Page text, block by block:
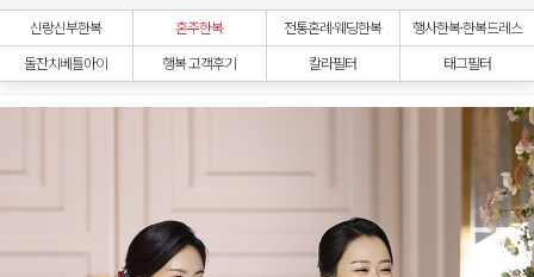
신랑신부한복 혼주한복 전통혼례·웨딩한복
행사한복·한복드레스
돌잔치베틀아이
행복 고객후기 칼라필터 태그필터